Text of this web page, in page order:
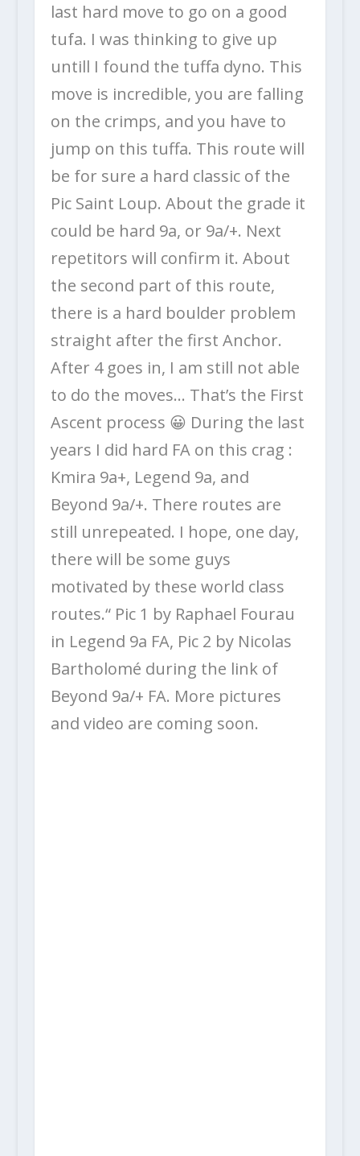
last hard move to go on a good
tufa. I was thinking to give up
untill I found the tuffa dyno. This
move is incredible, you are falling
on the crimps, and you have to
jump on this tuffa. This route will
be for sure a hard classic of the
Pic Saint Loup. About the grade it
could be hard 9a, or 9a/+. Next
repetitors will confirm it. About
the second part of this route,
there is a hard boulder problem
straight after the first Anchor.
After 4 goes in, I am still not able
to do the moves… That’s the First
Ascent process 😀 During the last
years I did hard FA on this crag :
Kmira 9a+, Legend 9a, and
Beyond 9a/+. There routes are
still unrepeated. I hope, one day,
there will be some guys
motivated by these world class
routes.“ Pic 1 by Raphael Fourau
in Legend 9a FA, Pic 2 by Nicolas
Bartholomé during the link of
Beyond 9a/+ FA. More pictures
and video are coming soon.